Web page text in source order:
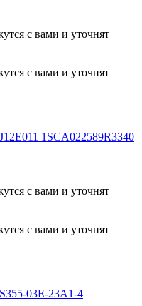
с вами и уточнят
с вами и уточнят
1SCA022589R3340
с вами и уточнят
с вами и уточнят
03E-23A1-4